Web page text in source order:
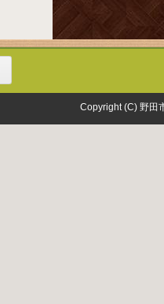
Copyright (C) 野田